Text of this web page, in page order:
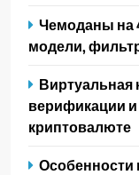
Чемоданы на
модели,
Виртуальная
верификации и
криптовалюте
Особенности